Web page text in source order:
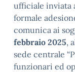
ufficiale inviata
formale
comunica ai
febbraio 2025,
sede centrale
funzionari ed